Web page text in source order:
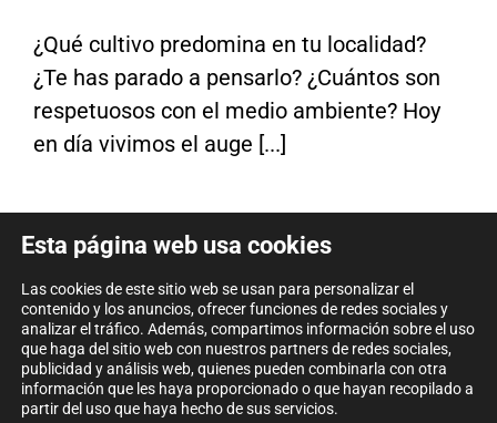
¿Qué cultivo predomina en tu localidad?
¿Te has parado a pensarlo? ¿Cuántos son
respetuosos con el medio ambiente? Hoy
en día vivimos el auge [...]
Esta página web usa cookies
Las cookies de este sitio web se usan para personalizar el
contenido y los anuncios, ofrecer funciones de redes sociales y
analizar el tráfico. Además, compartimos información sobre el uso
que haga del sitio web con nuestros partners de redes sociales,
publicidad y análisis web, quienes pueden combinarla con otra
información que les haya proporcionado o que hayan recopilado a
partir del uso que haya hecho de sus servicios.